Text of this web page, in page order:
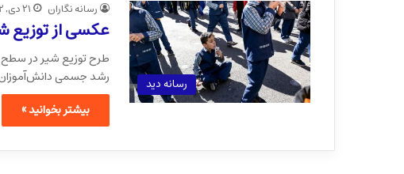
رسانه دید
رسانه نگاران ۲۱ دی, ۱۴۰۲
عکسی از توزیع
طرح توزیع شیر در سطح
رشد جسمی
بیشتر بخوانید »